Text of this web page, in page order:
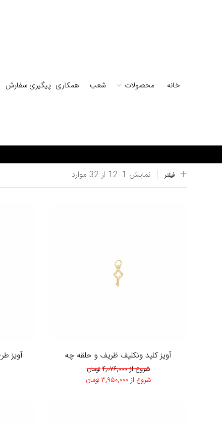
خانه محصولات شعب همکاری پیگیری سفارش
فیلتر نمایش 1–
12 از 32 موارد
آویز کلید ونکلیف ظریف و حلقه چه
شروع از۴,۰۷۶,۰۰۰تومان
شروع از ۳,۹۵۰,۰۰۰تومان
آویز